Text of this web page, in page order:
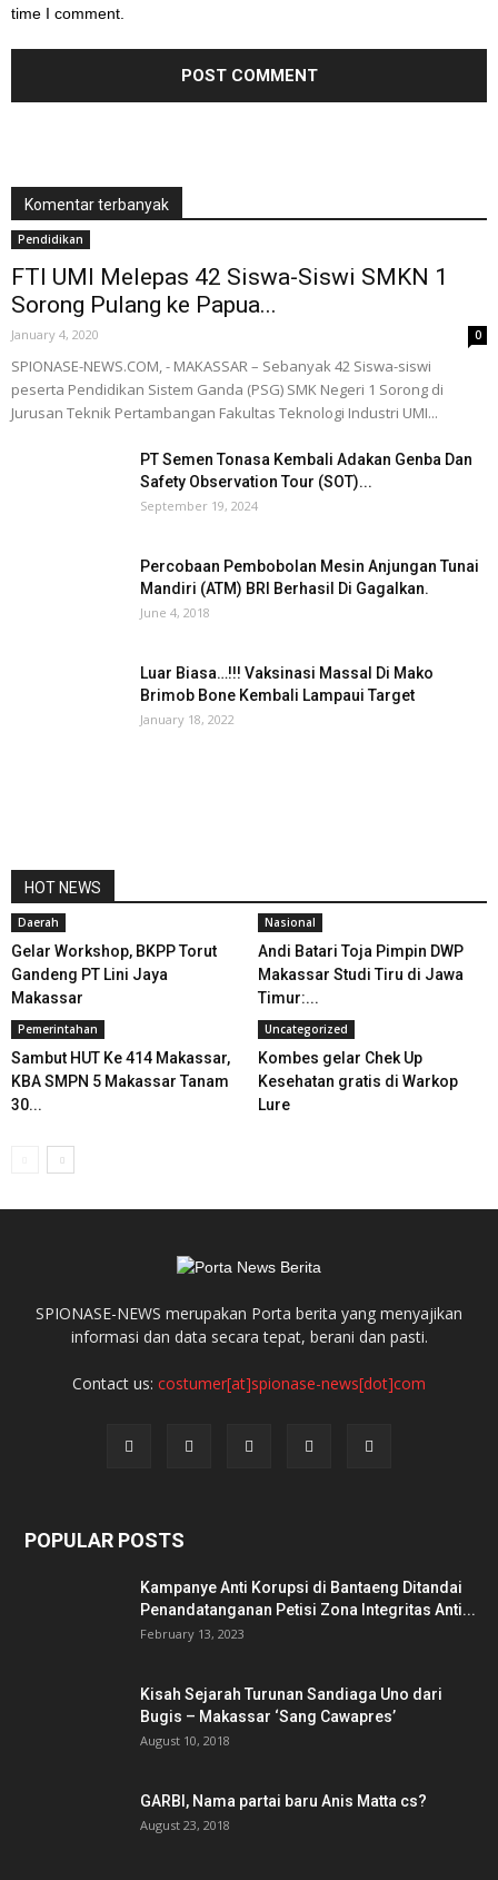
time I comment.
Komentar terbanyak
Pendidikan
FTI UMI Melepas 42 Siswa-Siswi SMKN 1
Sorong Pulang ke Papua...
January 4, 2020 0
SPIONASE-NEWS.COM, - MAKASSAR – Sebanyak 42 Siswa-siswi
peserta Pendidikan Sistem Ganda (PSG) SMK Negeri 1 Sorong di
Jurusan Teknik Pertambangan Fakultas Teknologi Industri UMI...
PT Semen Tonasa Kembali Adakan Genba Dan
Safety Observation Tour (SOT)...
September 19, 2024
Percobaan Pembobolan Mesin Anjungan Tunai
Mandiri (ATM) BRI Berhasil Di Gagalkan.
June 4, 2018
Luar Biasa…!!! Vaksinasi Massal Di Mako
Brimob Bone Kembali Lampaui Target
January 18, 2022
HOT NEWS
Daerah
Gelar Workshop, BKPP Torut
Gandeng PT Lini Jaya
Makassar
Nasional
Andi Batari Toja Pimpin DWP
Makassar Studi Tiru di Jawa
Timur:...
Pemerintahan
Sambut HUT Ke 414 Makassar,
KBA SMPN 5 Makassar Tanam
30...
Uncategorized
Kombes gelar Chek Up
Kesehatan gratis di Warkop
Lure
SPIONASE-NEWS merupakan Porta berita yang menyajikan
informasi dan data secara tepat, berani dan pasti.
Contact us: costumer[at]spionase-news[dot]com
POPULAR POSTS
Kampanye Anti Korupsi di Bantaeng Ditandai
Penandatanganan Petisi Zona Integritas Anti...
February 13, 2023
Kisah Sejarah Turunan Sandiaga Uno dari
Bugis – Makassar ‘Sang Cawapres’
August 10, 2018
GARBI, Nama partai baru Anis Matta cs?
August 23, 2018